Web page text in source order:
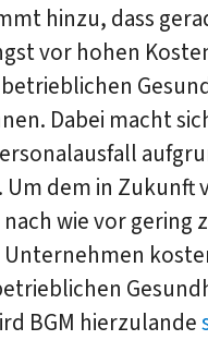
hinzu, dass
vor hohen
Dabei macht
dem in Zukunft
wie vor gering
BGM hierzulande